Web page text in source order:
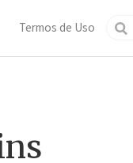
Termos de Uso